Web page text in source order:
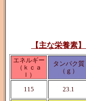
【主な栄養
エネルギー
（ｋｃａ
ｌ）
タンパク質
（ｇ）
115 23.1